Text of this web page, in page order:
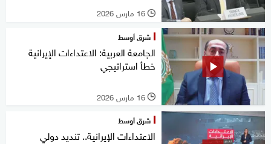
l 16 مارس 2026
شرق أوسط
الجامعة العربية: الاعتداءات الإيرانية
خطأ استراتيجي
l 16 مارس 2026
شرق أوسط
الاعتداءات الإيرانية.. تنديد دولي